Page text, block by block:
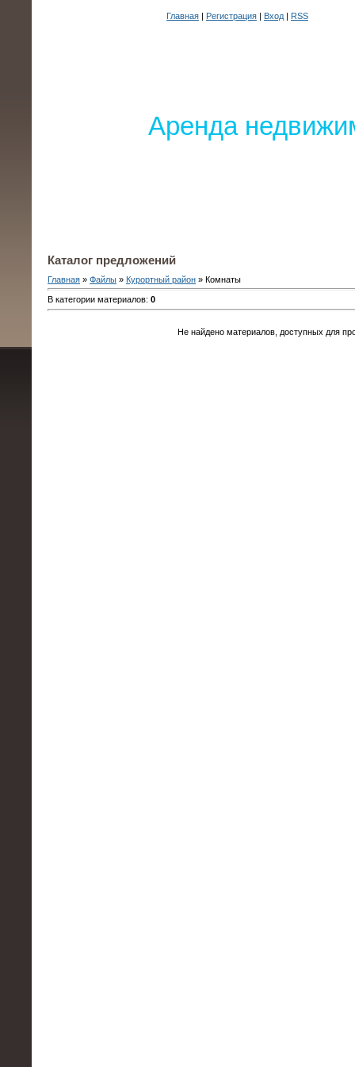
Главная | Регистрация | Вход | RSS
Аренда
Каталог предложений
Главная » Файлы » Курортный район » Комнаты
В категории материалов: 0
Не найдено материалов, доступных для